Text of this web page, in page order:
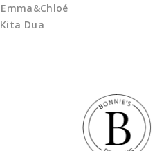
Emma&Chloé
Kita Dua